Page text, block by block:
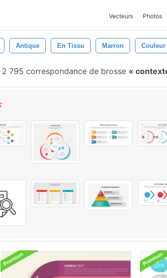
Vecteurs Photos
Antique En Tissu Marron Couleur
2 795 correspondance de brosse